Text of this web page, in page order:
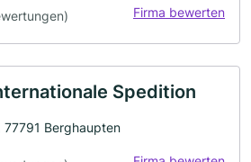
Firma bewerten
Spedition
Berghaupten